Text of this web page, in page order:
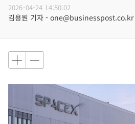
2026-04-24 14:50:02
김용원 기자 - one@businesspost.co.kr